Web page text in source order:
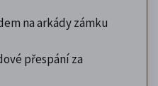
na arkády zámku
přespání za